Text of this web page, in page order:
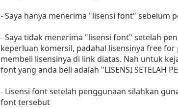
- Saya hanya menerima "lisensi font" sebelum
- Saya tidak menerima "lisensi font" setelah
keperluan komersil, padahal lisensinya free
membeli lisensinya di link diatas. Nah untuk
font yang anda beli adalah "LISENSI SETELAH
- Lisensi font setelah penggunaan silahkan
font tersebut